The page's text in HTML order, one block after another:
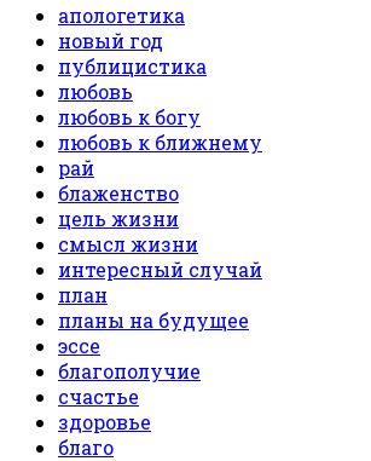
апологетика
новый год
публицистика
любовь
любовь к богу
любовь к ближнему
рай
блаженство
цель жизни
смысл жизни
интересный случай
план
планы на будущее
эссе
благополучие
счастье
здоровье
благо